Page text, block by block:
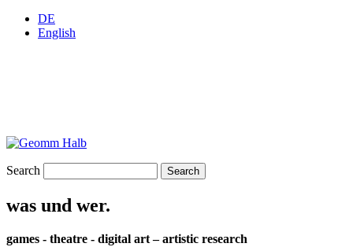
DE
English
Search
was und wer.
games - theatre - digital art – artistic research